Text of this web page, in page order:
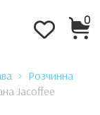
0
Розчинна
Jacoffee